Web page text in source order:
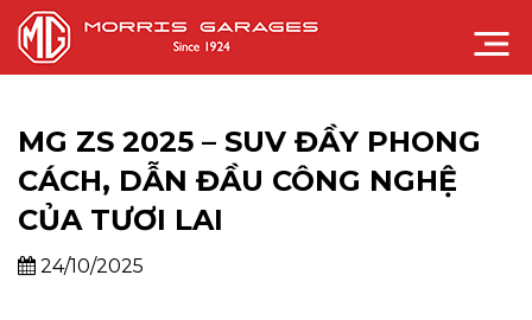
MG ZS 2025 – SUV ĐẦY PHONG
CÁCH, DẪN ĐẦU CÔNG NGHỆ
CỦA TƯƠI LAI
24/10/2025